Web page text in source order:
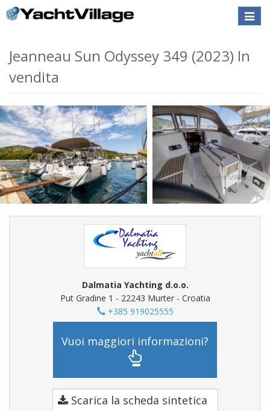
Toggle
Jeanneau Sun Odyssey 349 (2023) In
vendita
Dalmatia Yachting d.o.o.
Put Gradine 1 - 22243 Murter - Croatia
+385 919025555
Vuoi maggiori informazioni?
Scarica la scheda sintetica